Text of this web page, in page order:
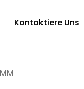
Kontaktiere Uns